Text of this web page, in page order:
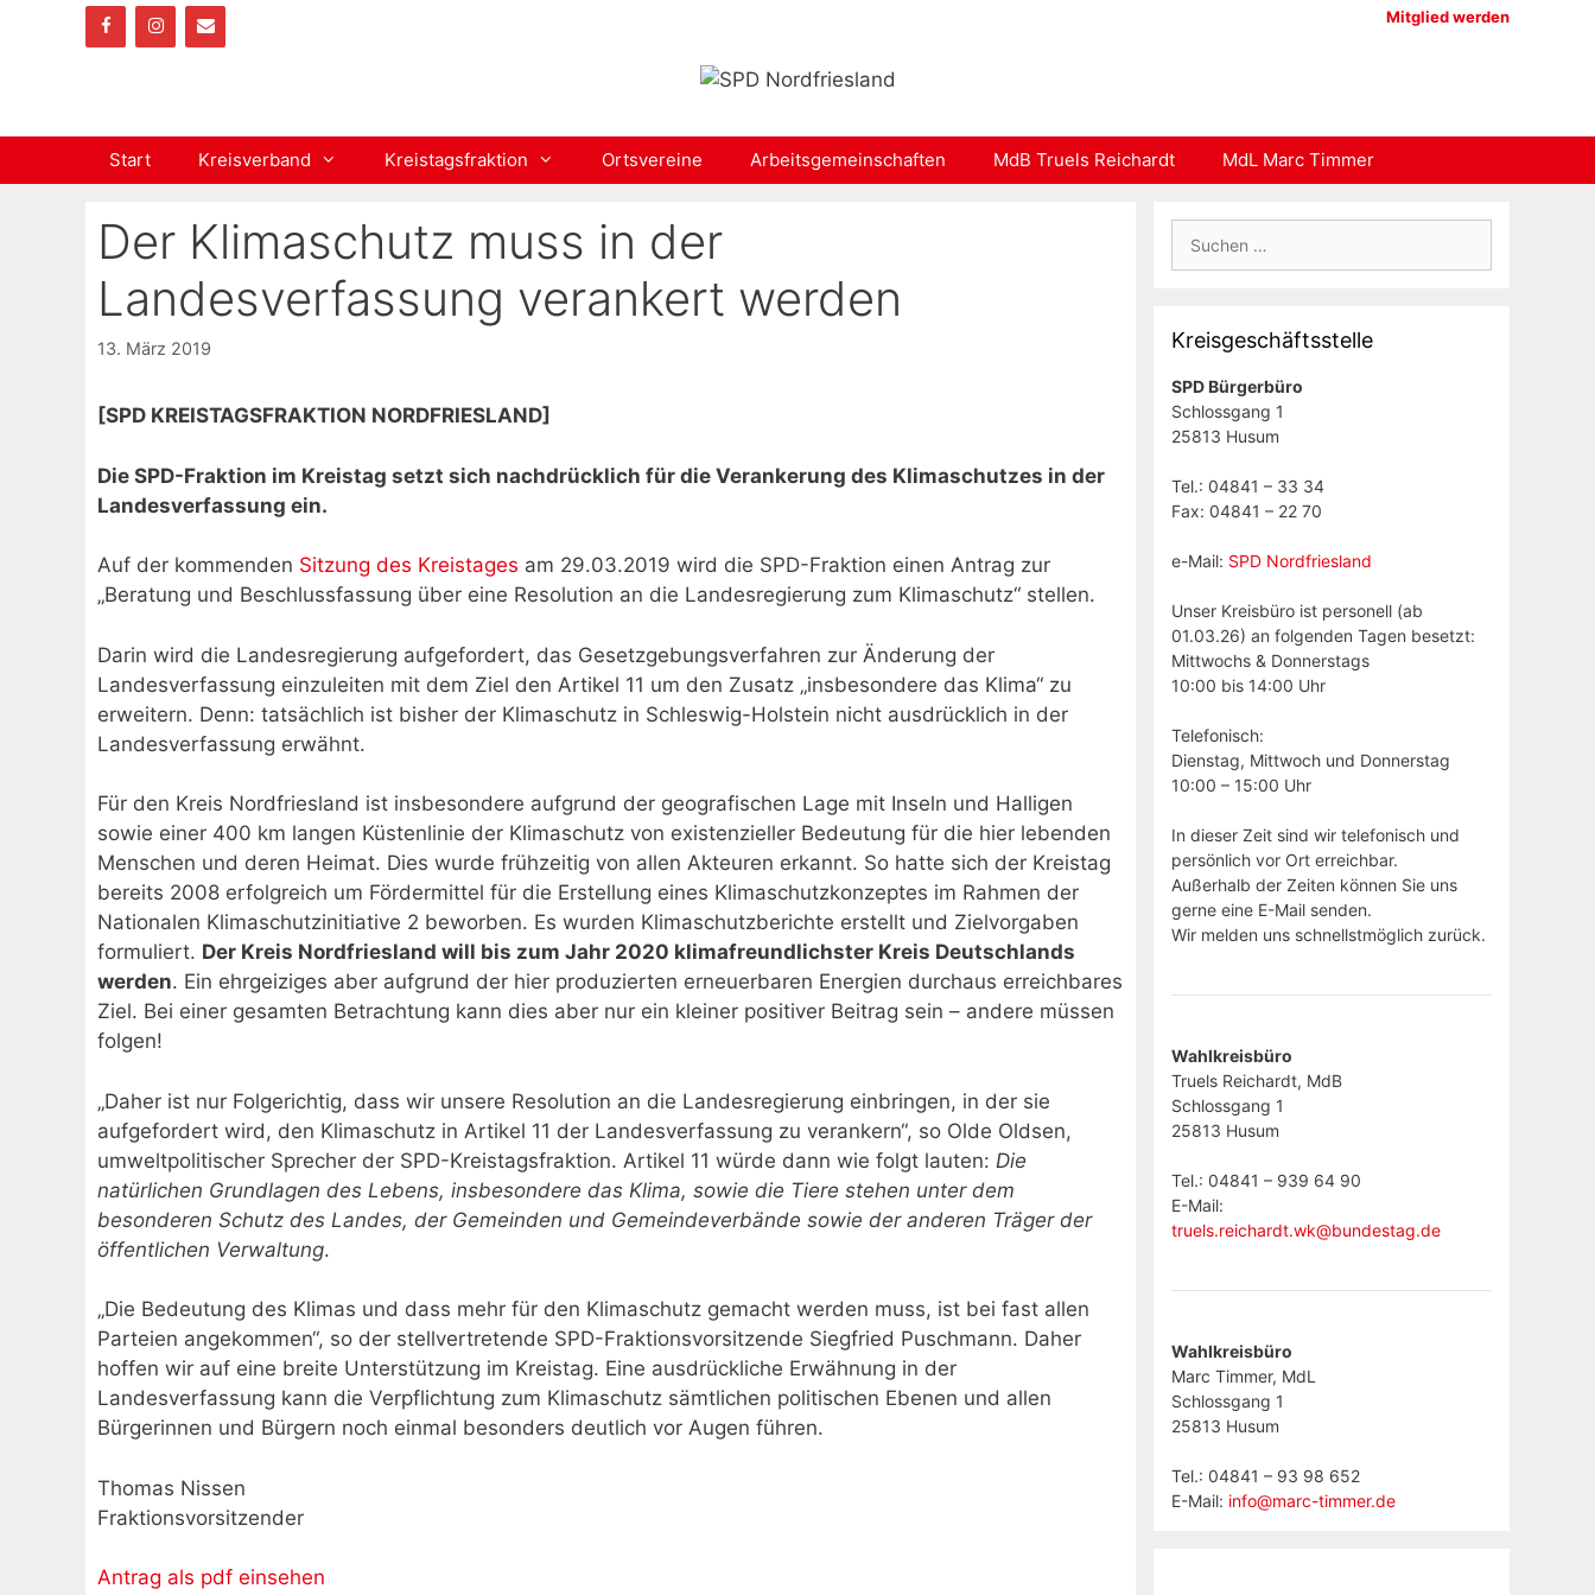
Mitglied werden
Start Kreisverband Kreistagsfraktion Ortsvereine Arbeitsgemeinschaften MdB Truels Reichardt MdL Marc Timmer
Der Klimaschutz muss in der
Landesverfassung verankert werden
13. März 2019
[SPD KREISTAGSFRAKTION NORDFRIESLAND]
Die SPD-Fraktion im Kreistag setzt sich nachdrücklich für die Verankerung des Klimaschutzes in der
Landesverfassung ein.
Auf der kommenden Sitzung des Kreistages am 29.03.2019 wird die SPD-Fraktion einen Antrag zur
„Beratung und Beschlussfassung über eine Resolution an die Landesregierung zum Klimaschutz“ stellen.
Darin wird die Landesregierung aufgefordert, das Gesetzgebungsverfahren zur Änderung der
Landesverfassung einzuleiten mit dem Ziel den Artikel 11 um den Zusatz „insbesondere das Klima“ zu
erweitern. Denn: tatsächlich ist bisher der Klimaschutz in Schleswig-Holstein nicht ausdrücklich in der
Landesverfassung erwähnt.
Für den Kreis Nordfriesland ist insbesondere aufgrund der geografischen Lage mit Inseln und Halligen
sowie einer 400 km langen Küstenlinie der Klimaschutz von existenzieller Bedeutung für die hier lebenden
Menschen und deren Heimat. Dies wurde frühzeitig von allen Akteuren erkannt. So hatte sich der Kreistag
bereits 2008 erfolgreich um Fördermittel für die Erstellung eines Klimaschutzkonzeptes im Rahmen der
Nationalen Klimaschutzinitiative 2 beworben. Es wurden Klimaschutzberichte erstellt und Zielvorgaben
formuliert. Der Kreis Nordfriesland will bis zum Jahr 2020 klimafreundlichster Kreis Deutschlands
werden. Ein ehrgeiziges aber aufgrund der hier produzierten erneuerbaren Energien durchaus erreichbares
Ziel. Bei einer gesamten Betrachtung kann dies aber nur ein kleiner positiver Beitrag sein – andere müssen
folgen!
„Daher ist nur Folgerichtig, dass wir unsere Resolution an die Landesregierung einbringen, in der sie
aufgefordert wird, den Klimaschutz in Artikel 11 der Landesverfassung zu verankern“, so Olde Oldsen,
umweltpolitischer Sprecher der SPD-Kreistagsfraktion. Artikel 11 würde dann wie folgt lauten: Die
natürlichen Grundlagen des Lebens, insbesondere das Klima, sowie die Tiere stehen unter dem
besonderen Schutz des Landes, der Gemeinden und Gemeindeverbände sowie der anderen Träger der
öffentlichen Verwaltung.
„Die Bedeutung des Klimas und dass mehr für den Klimaschutz gemacht werden muss, ist bei fast allen
Parteien angekommen“, so der stellvertretende SPD-Fraktionsvorsitzende Siegfried Puschmann. Daher
hoffen wir auf eine breite Unterstützung im Kreistag. Eine ausdrückliche Erwähnung in der
Landesverfassung kann die Verpflichtung zum Klimaschutz sämtlichen politischen Ebenen und allen
Bürgerinnen und Bürgern noch einmal besonders deutlich vor Augen führen.
Thomas Nissen
Fraktionsvorsitzender
Antrag als pdf einsehen
nach:
Kreisgeschäftsstelle
SPD Bürgerbüro
Schlossgang 1
25813 Husum
Tel.: 04841 – 33 34
Fax: 04841 – 22 70
e-Mail: SPD Nordfriesland
Unser Kreisbüro ist personell (ab
01.03.26) an folgenden Tagen besetzt:
Mittwochs & Donnerstags
10:00 bis 14:00 Uhr
Telefonisch:
Dienstag, Mittwoch und Donnerstag
10:00 – 15:00 Uhr
In dieser Zeit sind wir telefonisch und
persönlich vor Ort erreichbar.
Außerhalb der Zeiten können Sie uns
gerne eine E-Mail senden.
Wir melden uns schnellstmöglich zurück.
Wahlkreisbüro
Truels Reichardt, MdB
Schlossgang 1
25813 Husum
Tel.: 04841 – 939 64 90
E-Mail:
truels.reichardt.wk@bundestag.de
Wahlkreisbüro
Marc Timmer, MdL
Schlossgang 1
25813 Husum
Tel.: 04841 – 93 98 652
E-Mail: info@marc-timmer.de